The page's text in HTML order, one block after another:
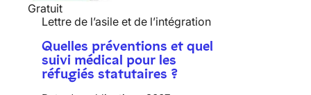
Gratuit
Lettre de l’asile et de l’intégration
Quelles préventions et quel
suivi médical pour les
réfugiés statutaires ?